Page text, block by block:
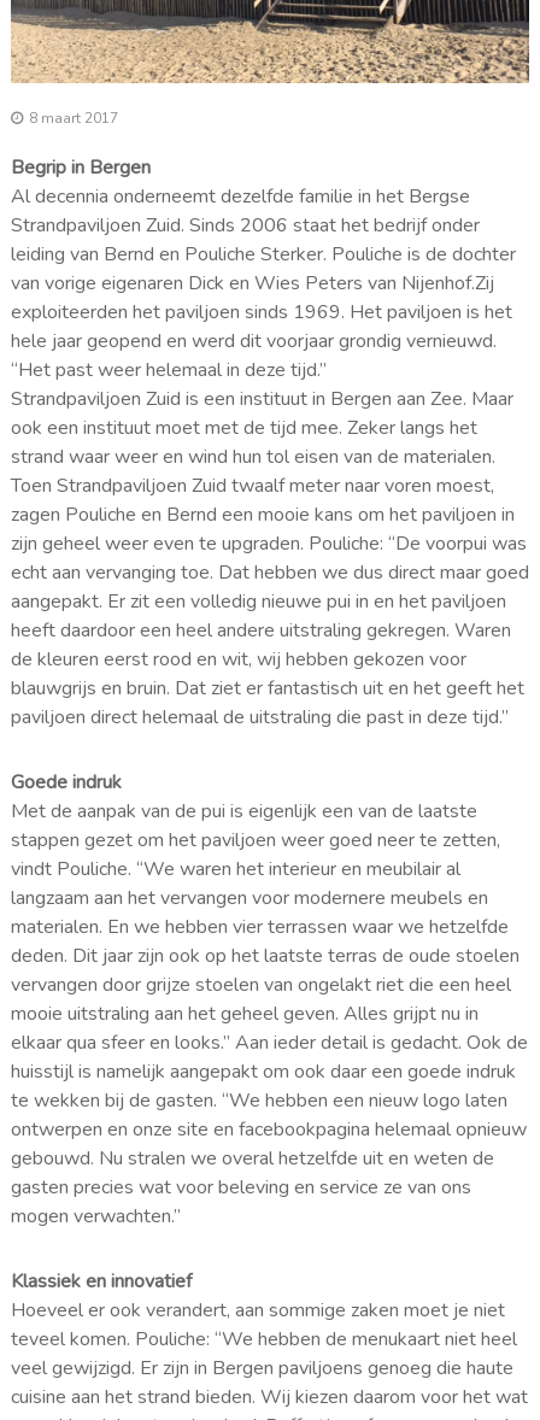
8 maart 2017
Begrip in Bergen
Al decennia onderneemt dezelfde familie in het Bergse
Strandpaviljoen Zuid. Sinds 2006 staat het bedrijf onder
leiding van Bernd en Pouliche Sterker. Pouliche is de dochter
van vorige eigenaren Dick en Wies Peters van Nijenhof.Zij
exploiteerden het paviljoen sinds 1969. Het paviljoen is het
hele jaar geopend en werd dit voorjaar grondig vernieuwd.
“Het past weer helemaal in deze tijd.”
Strandpaviljoen Zuid is een instituut in Bergen aan Zee. Maar
ook een instituut moet met de tijd mee. Zeker langs het
strand waar weer en wind hun tol eisen van de materialen.
Toen Strandpaviljoen Zuid twaalf meter naar voren moest,
zagen Pouliche en Bernd een mooie kans om het paviljoen in
zijn geheel weer even te upgraden. Pouliche: “De voorpui was
echt aan vervanging toe. Dat hebben we dus direct maar goed
aangepakt. Er zit een volledig nieuwe pui in en het paviljoen
heeft daardoor een heel andere uitstraling gekregen. Waren
de kleuren eerst rood en wit, wij hebben gekozen voor
blauwgrijs en bruin. Dat ziet er fantastisch uit en het geeft het
paviljoen direct helemaal de uitstraling die past in deze tijd.”
Goede indruk
Met de aanpak van de pui is eigenlijk een van de laatste
stappen gezet om het paviljoen weer goed neer te zetten,
vindt Pouliche. “We waren het interieur en meubilair al
langzaam aan het vervangen voor modernere meubels en
materialen. En we hebben vier terrassen waar we hetzelfde
deden. Dit jaar zijn ook op het laatste terras de oude stoelen
vervangen door grijze stoelen van ongelakt riet die een heel
mooie uitstraling aan het geheel geven. Alles grijpt nu in
elkaar qua sfeer en looks.” Aan ieder detail is gedacht. Ook de
huisstijl is namelijk aangepakt om ook daar een goede indruk
te wekken bij de gasten. “We hebben een nieuw logo laten
ontwerpen en onze site en facebookpagina helemaal opnieuw
gebouwd. Nu stralen we overal hetzelfde uit en weten de
gasten precies wat voor beleving en service ze van ons
mogen verwachten.”
Klassiek en innovatief
Hoeveel er ook verandert, aan sommige zaken moet je niet
teveel komen. Pouliche: “We hebben de menukaart niet heel
veel gewijzigd. Er zijn in Bergen paviljoens genoeg die haute
cuisine aan het strand bieden. Wij kiezen daarom voor het wat